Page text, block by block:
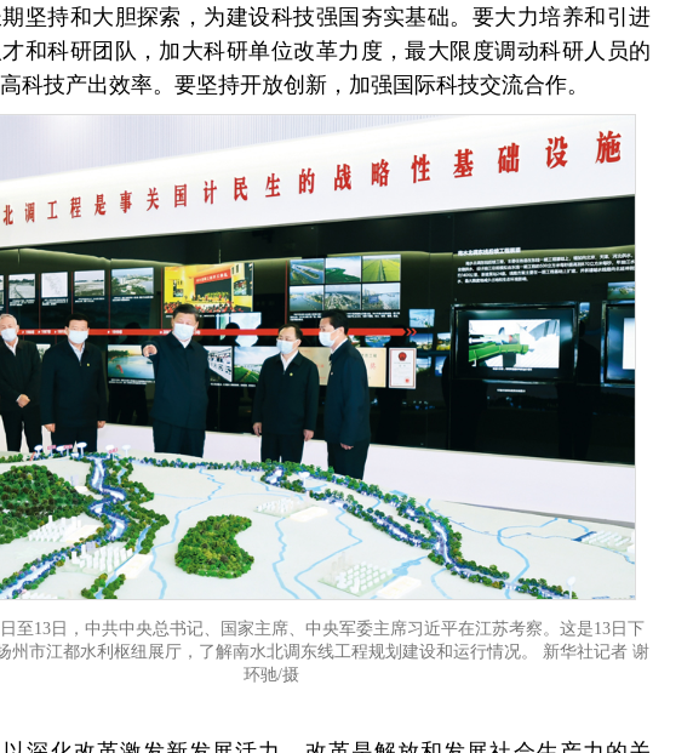
坚持和大胆探索，为建设科技强国夯实基础。要大力培养和引进
和科研团队，加大科研单位改革力度，最大限度调动科研人员的
科技产出效率。要坚持开放创新，加强国际科技交流合作。
日至13日，中共中央总书记、国家主席、中央军委主席习近平在江苏考察。这是13日下
州市江都水利枢纽展厅，了解南水北调东线工程规划建设和运行情况。 新华社记者 谢
环驰/摄